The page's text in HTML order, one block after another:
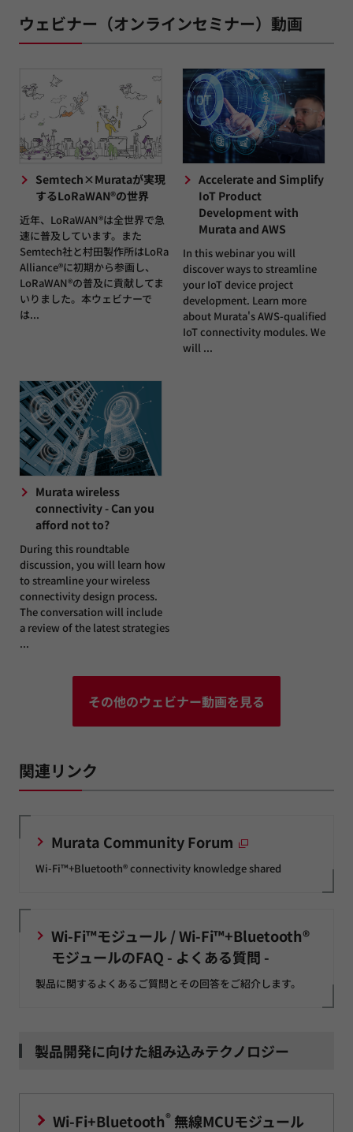
ウェビナー（オンラインセミナー）動画
Semtech×Murataが実現
するLoRaWAN®の世界
近年、LoRaWAN®は全世界で急
速に普及しています。また
Semtech社と村田製作所はLoRa
Alliance®に初期から参画し、
LoRaWAN®の普及に貢献してま
いりました。本ウェビナーで
は...
Accelerate and Simplify
IoT Product
Development with
Murata and AWS
In this webinar you will
discover ways to streamline
your IoT device project
development. Learn more
about Murata's AWS-qualified
IoT connectivity modules. We
will ...
Murata wireless
connectivity - Can you
afford not to?
During this roundtable
discussion, you will learn how
to streamline your wireless
connectivity design process.
The conversation will include
a review of the latest strategies
...
その他のウェビナー動画を見る
関連リンク
Murata Community Forum
Wi-Fi™+Bluetooth® connectivity knowledge shared
Wi-Fi™モジュール / Wi-Fi™+Bluetooth®
モジュールのFAQ - よくある質問 -
製品に関するよくあるご質問とその回答をご紹介します。
製品開発に向けた組み込みテクノロジー
Wi-Fi+Bluetooth® 無線MCUモジュール